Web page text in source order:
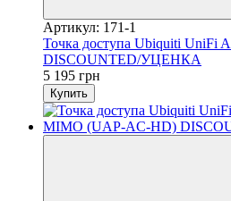
Артикул: 171-1
Точка доступа Ubiquiti UniFi
DISCOUNTED/УЦЕНКА
5 195 грн
Купить